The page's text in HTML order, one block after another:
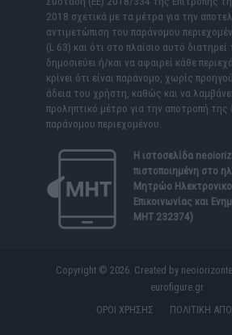
2018 σχετικά με τα μέτρα για την
αντιμετώπιση του παράνομου
(L 63) και ότι στο πλαίσιο αυτό
δημοσιεύει ή/και να αφαιρεί κάθε
κρίνει ότι είναι παράνομο, χωρίς
άδεια του χρήστη, καθώς και να
προληπτικό μέτρο για την αποτροπή της
παράνομου περιεχομένου.
Η ιστοσελίδα
πιστοποιημένη στο
Μητρώο
Επικοινωνίας και
ΜΗΤ 232374)
Copyright © 2026. Created by
eurofigure.gr
ΟΡΟΙ ΧΡΗΣΗΣ
ΠΟΛΙΤΙΚΗ